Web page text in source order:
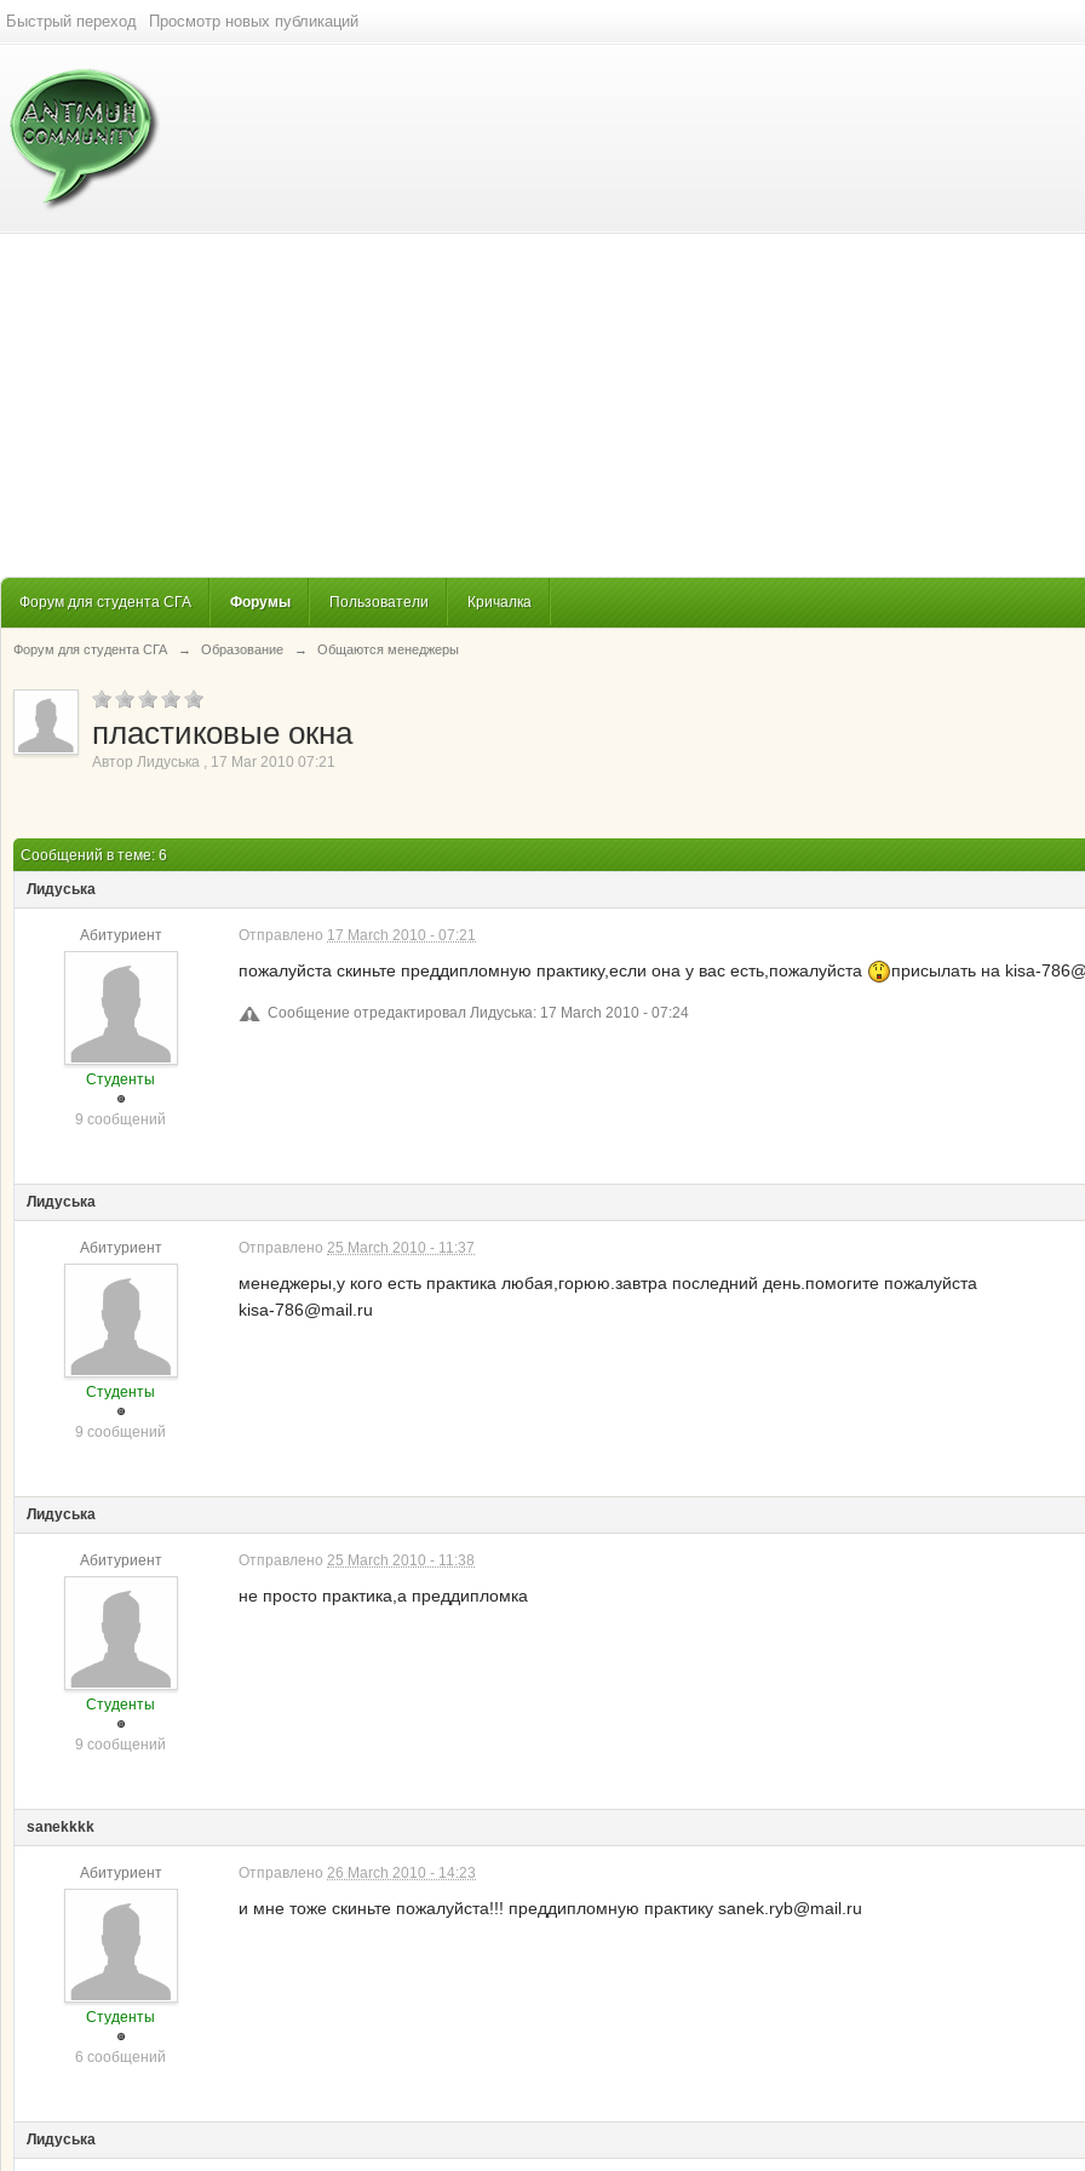
Быстрый переход Просмотр новых публикаций
Форум для студента СГА Форумы Пользователи Кричалка
Форум для студента СГА → Образование → Общаются менеджеры
пластиковые окна
Автор Лидуська , 17 Mar 2010 07:21
Сообщений в теме: 6
Лидуська
Абитуриент
Студенты
9 сообщений
Отправлено 17 March 2010 - 07:21
пожалуйста скиньте преддипломную практику,если она у вас есть,пожалуйста присылать на kisa-
Сообщение отредактировал Лидуська: 17 March 2010 - 07:24
Лидуська
Абитуриент
Студенты
9 сообщений
Отправлено 25 March 2010 - 11:37
менеджеры,у кого есть практика любая,горюю.завтра последний день.помогите пожалуйста
kisa-786@mail.ru
Лидуська
Абитуриент
Студенты
9 сообщений
Отправлено 25 March 2010 - 11:38
не просто практика,а преддипломка
sanekkkk
Абитуриент
Студенты
6 сообщений
Отправлено 26 March 2010 - 14:23
и мне тоже скиньте пожалуйста!!! преддипломную практику sanek.ryb@mail.ru
Лидуська